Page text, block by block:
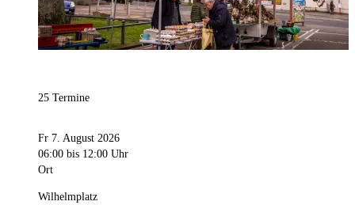
25 Termine
Fr 7. August 2026
06:00 bis 12:00 Uhr
Ort
Wilhelmplatz